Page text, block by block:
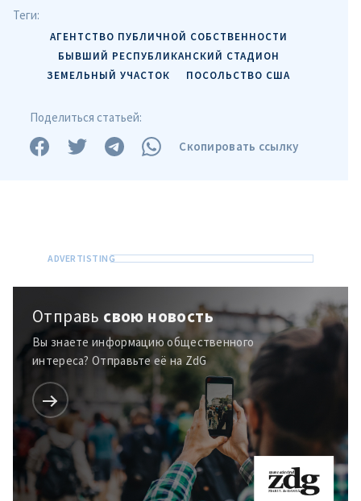
Теги:
АГЕНТСТВО ПУБЛИЧНОЙ СОБСТВЕННОСТИ
БЫВШИЙ РЕСПУБЛИКАНСКИЙ СТАДИОН
ЗЕМЕЛЬНЫЙ УЧАСТОК
ПОСОЛЬСТВО США
Поделиться статьей:
Скопировать ссылку
Отправь свою новость
Вы знаете информацию общественного
интереса? Отправьте её на ZdG
МОЯ НОВОСТЬ
+ Добавить
Фотография
+ Загрузить
изображение
Ссылка на медиа
+ Добавить ссылку на
Текст новости
+ Добавить текст
новости